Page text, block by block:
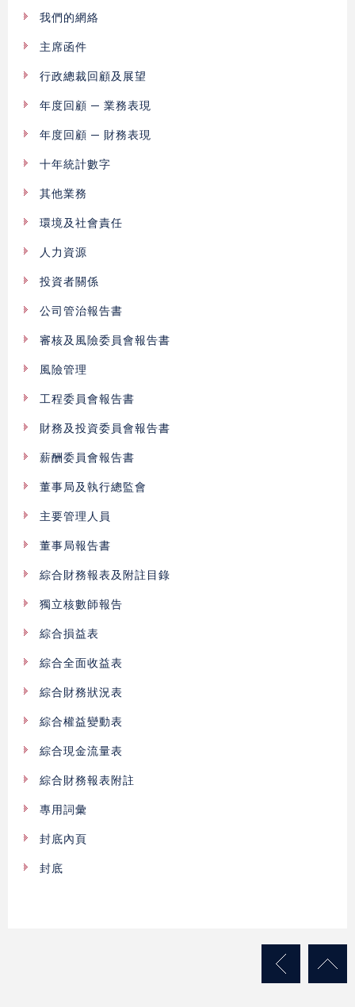
我們的網絡
主席函件
行政總裁回顧及展望
年度回顧 ─ 業務表現
年度回顧 ─ 財務表現
十年統計數字
其他業務
環境及社會責任
人力資源
投資者關係
公司管治報告書
審核及風險委員會報告書
風險管理
工程委員會報告書
財務及投資委員會報告書
薪酬委員會報告書
董事局及執行總監會
主要管理人員
董事局報告書
綜合財務報表及附註目錄
獨立核數師報告
綜合損益表
綜合全面收益表
綜合財務狀況表
綜合權益變動表
綜合現金流量表
綜合財務報表附註
專用詞彙
封底內頁
封底